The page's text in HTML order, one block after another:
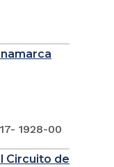
1928-00
Circuito de